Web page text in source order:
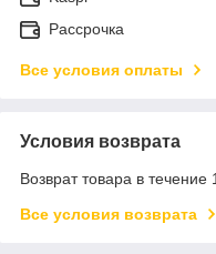
Рассрочка
Все условия оплаты
Условия возврата
Возврат товара в
Все условия возврата